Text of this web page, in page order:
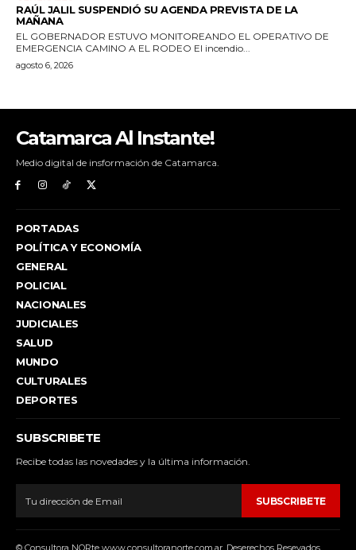
Catamarca Al Instante!
Medio digital de insformación de Catamarca.
PORTADAS
POLÍTICA Y ECONOMÍA
GENERAL
POLICIAL
NACIONALES
JUDICIALES
SALUD
MUNDO
CULTURALES
DEPORTES
SUBSCRIBETE
Recibe todas las novedades y la última información.
SUBSCRIBETE